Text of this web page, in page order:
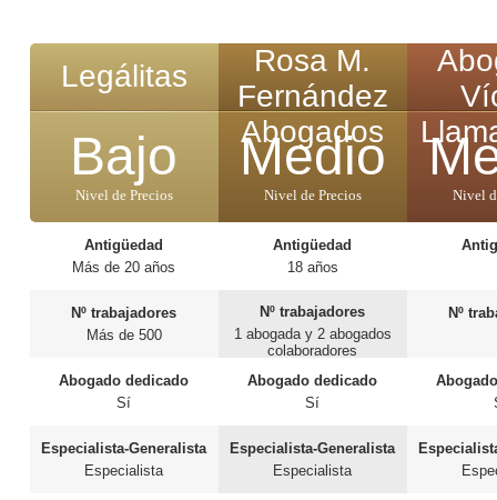
Legálitas
Bajo
Nivel de Precios
Antigüedad
Más de 20 años
Nº trabajadores
Más de 500
Abogado dedicado
Sí
Especialista-Generalista
Especialista
Rosa M.
Fernández
Abogados
Medio
Nivel de Precios
Antigüedad
18 años
Nº trabajadores
1 abogada y 2 abogados
colaboradores
Abogado dedicado
Sí
Especialista-Generalista
Especialista
Nivel
Nº